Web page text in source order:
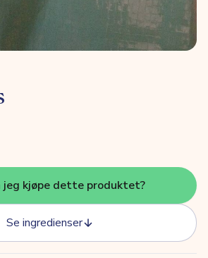
jeg kjøpe dette produktet?
Se ingredienser